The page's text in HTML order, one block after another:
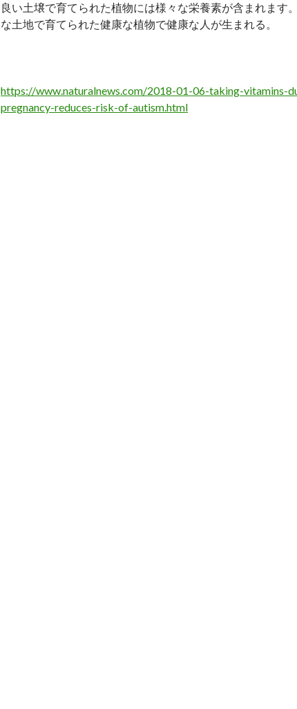
良い土壌で育てられた植物には様々な栄養素が含まれます
な土地で育てられた健康な植物で健康な人が生まれる。
https://www.naturalnews.com/2018-01-06-taking-vitamins-
pregnancy-reduces-risk-of-autism.html